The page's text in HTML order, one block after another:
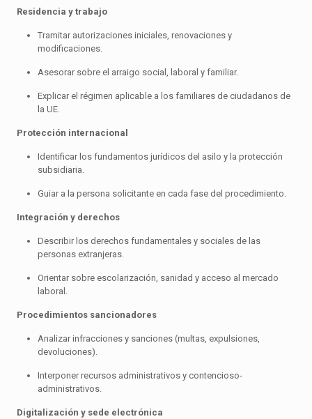
Residencia y trabajo
Tramitar autorizaciones iniciales, renovaciones y
modificaciones.
Asesorar sobre el arraigo social, laboral y familiar.
Explicar el régimen aplicable a los familiares de ciudadanos de
la UE.
Protección internacional
Identificar los fundamentos jurídicos del asilo y la protección
subsidiaria.
Guiar a la persona solicitante en cada fase del procedimiento.
Integración y derechos
Describir los derechos fundamentales y sociales de las
personas extranjeras.
Orientar sobre escolarización, sanidad y acceso al mercado
laboral.
Procedimientos sancionadores
Analizar infracciones y sanciones (multas, expulsiones,
devoluciones).
Interponer recursos administrativos y contencioso-
administrativos.
Digitalización y sede electrónica